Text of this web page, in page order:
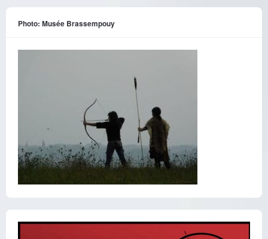
Photo: Musée Brassempouy